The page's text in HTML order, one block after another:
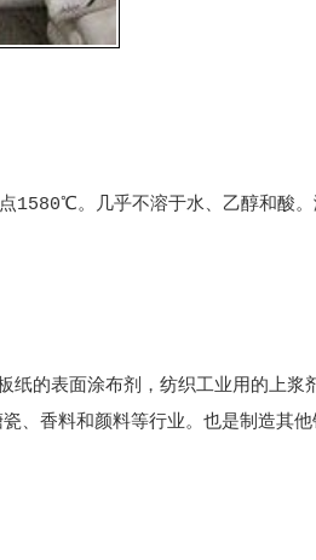
。几乎不溶于水、乙醇和酸。
表面涂布剂，纺织工业用的上浆剂
、香料和颜料等行业。也是制造其他